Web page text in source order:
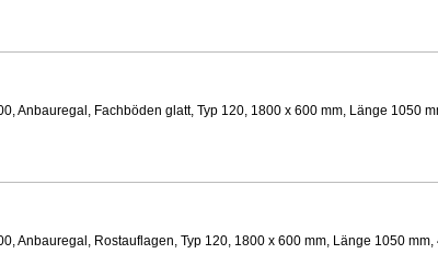
Anbauregal, Fachböden glatt, Typ 120, 1800 x 600 mm, Länge 1050
Anbauregal, Rostauflagen, Typ 120, 1800 x 600 mm, Länge 1050